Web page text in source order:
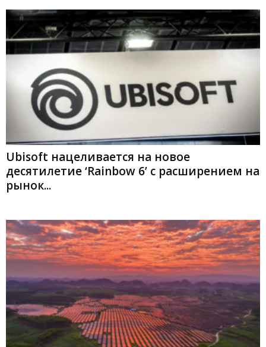
Ubisoft нацеливается на новое
десятилетие ‘Rainbow 6’ с расширением на
рынок...